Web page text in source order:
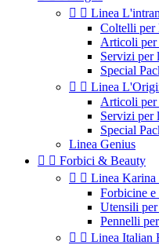
  Linea
Coltelli per
Articoli per
Servizi per
Special
  Linea
Articoli per
Servizi per
Special
Linea Genius
  Forbici & Beauty
  Linea Karina
Forbicine e
Utensili per
Pennelli
  Linea Italian